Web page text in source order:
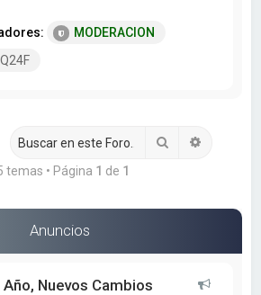
MODERACION
Buscar
temas • Página 1 de 1
Anuncios
Año, Nuevos Cambios